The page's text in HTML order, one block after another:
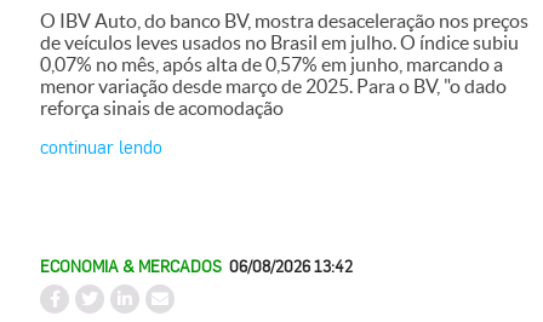
O IBV Auto, do banco BV, mostra desaceleração nos preços
de veículos leves usados no Brasil em julho. O índice subiu
0,07% no mês, após alta de 0,57% em junho, marcando a
menor variação desde março de 2025. Para o BV, "o dado
reforça sinais de acomodação
continuar lendo
ECONOMIA & MERCADOS 06/08/2026 13:42